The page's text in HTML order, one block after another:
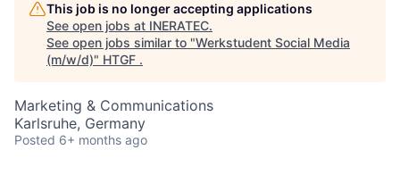
This job is no longer accepting applications
See open jobs at INERATEC.
See open jobs similar to "Werkstudent Social Media
(m/w/d)" HTGF .
Marketing & Communications
Karlsruhe, Germany
Posted 6+ months ago